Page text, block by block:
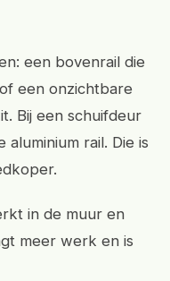
een bovenrail die
een onzichtbare
Bij een schuifdeur
rail. Die is
in de muur en
meer werk en is